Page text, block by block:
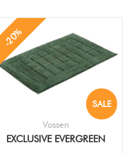
SALE
-20%
Vossen
EXCLUSIVE EVERGREEN